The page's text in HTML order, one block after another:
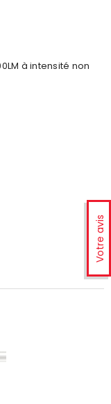
Votre avis
à intensité non